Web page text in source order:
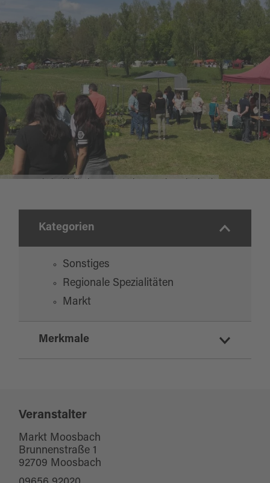
Kategorien
Sonstiges
Regionale Spezialitäten
Markt
Merkmale
Veranstalter
Markt Moosbach
Brunnenstraße 1
92709 Moosbach